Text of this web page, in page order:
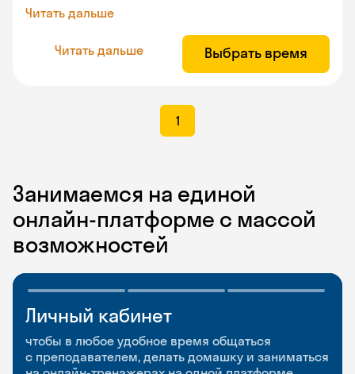
Читать дальше
Читать дальше Выбрать время
1
Занимаемся на единой
онлайн-платформе с массой
возможностей
Личный кабинет
чтобы в любое удобное время общаться
с преподавателем, делать домашку и заниматься
Мобильное
приложение
чтобы заниматься и изучать новые слова где
Разговорные клубы
и Talks
Групповые занятия для разговорной практики